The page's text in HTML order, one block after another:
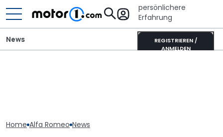
persönlichere
Erfahrung
REGISTRIEREN /
ANMELDEN
News
Home Alfa Romeo News